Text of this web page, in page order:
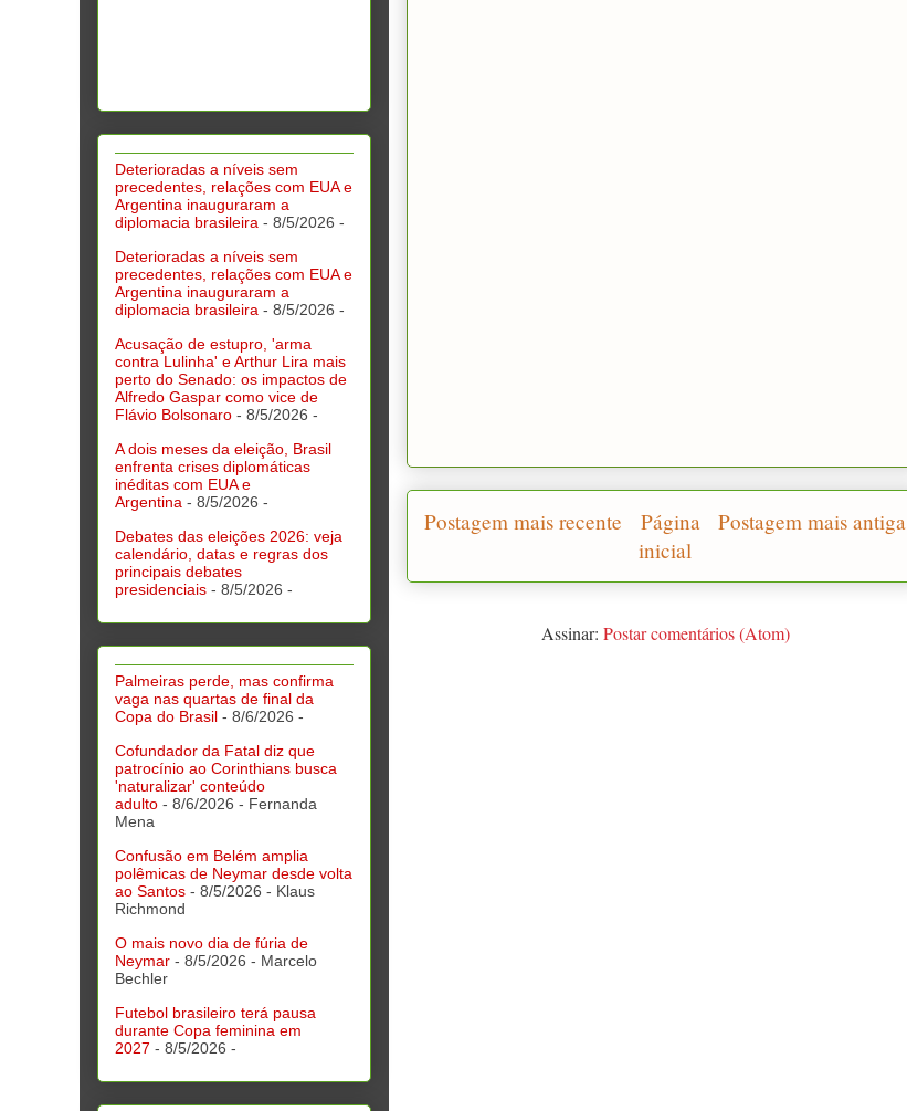
Postagem mais recente Postagem mais antiga
Página
inicial
Assinar: Postar comentários (Atom)
Deterioradas a níveis sem
precedentes, relações com EUA e
Argentina inauguraram a
diplomacia brasileira - 8/5/2026 -
Deterioradas a níveis sem
precedentes, relações com EUA e
Argentina inauguraram a
diplomacia brasileira - 8/5/2026 -
Acusação de estupro, 'arma
contra Lulinha' e Arthur Lira mais
perto do Senado: os impactos de
Alfredo Gaspar como vice de
Flávio Bolsonaro - 8/5/2026 -
A dois meses da eleição, Brasil
enfrenta crises diplomáticas
inéditas com EUA e
Argentina - 8/5/2026 -
Debates das eleições 2026: veja
calendário, datas e regras dos
principais debates
presidenciais - 8/5/2026 -
Palmeiras perde, mas confirma
vaga nas quartas de final da
Copa do Brasil - 8/6/2026 -
Cofundador da Fatal diz que
patrocínio ao Corinthians busca
'naturalizar' conteúdo
adulto - 8/6/2026 - Fernanda
Mena
Confusão em Belém amplia
polêmicas de Neymar desde volta
ao Santos - 8/5/2026 - Klaus
Richmond
O mais novo dia de fúria de
Neymar - 8/5/2026 - Marcelo
Bechler
Futebol brasileiro terá pausa
durante Copa feminina em
2027 - 8/5/2026 -